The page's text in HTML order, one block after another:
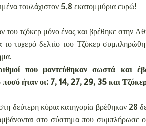
τουλάχιστον 5,8 εκατομμύρια ευρώ!
του τζόκερ μόνο ένας και βρέθηκε στην
το τυχερό δελτίο του Τζόκερ
που μαντεύθηκαν σωστά και
ποσό ήταν οι: 7, 14, 27, 29, 35 και
δεύτερη κύρια κατηγορία βρέθηκαν 28
στο σύστημα που συμπλήρωσε